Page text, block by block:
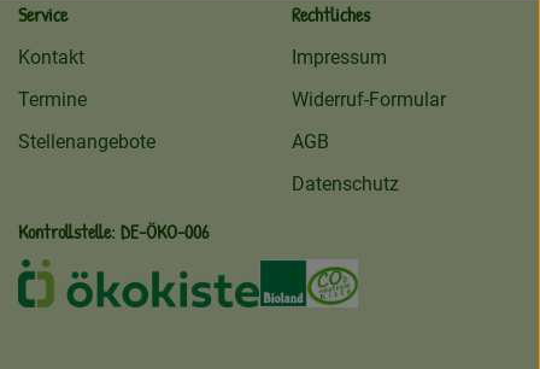
Service
Kontakt
Termine
Stellenangebote
Rechtliches
Impressum
Widerruf-Formular
AGB
Datenschutz
Kontrollstelle: DE-ÖKO-006
Externer Link zu /ueber-uns/
Externer Link zu /
Externer Link zu /